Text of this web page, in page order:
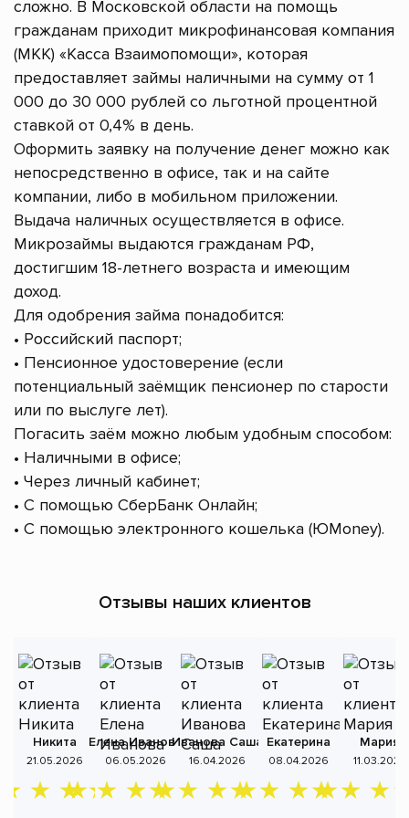
сложно. В Московской области на помощь
гражданам приходит микрофинансовая компания
(МКК) «Касса Взаимопомощи», которая
предоставляет займы наличными на сумму от 1
000 до 30 000 рублей со льготной процентной
ставкой от 0,4% в день.
Оформить заявку на получение денег можно как
непосредственно в офисе, так и на сайте
компании, либо в мобильном приложении.
Выдача наличных осуществляется в офисе.
Микрозаймы выдаются гражданам РФ,
достигшим 18-летнего возраста и имеющим
доход.
Для одобрения займа понадобится:
• Российский паспорт;
• Пенсионное удостоверение (если
потенциальный заёмщик пенсионер по старости
или по выслуге лет).
Погасить заём можно любым удобным способом:
• Наличными в офисе;
• Через личный кабинет;
• С помощью СберБанк Онлайн;
• С помощью электронного кошелька (ЮMoney).
Отзывы наших клиентов
Никита
21.05.2026
Елена Иванова
06.05.2026
Иванова Саша
16.04.2026
Екатерина
08.04.2026
Мария
11.03.2026